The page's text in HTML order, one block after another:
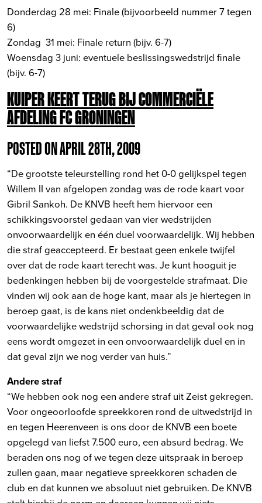
Donderdag 28 mei: Finale (bijvoorbeeld nummer 7 tegen
6)
Zondag 31 mei: Finale return (bijv. 6-7)
Woensdag 3 juni: eventuele beslissingswedstrijd finale
(bijv. 6-7)
KUIPER KEERT TERUG BIJ COMMERCIËLE
AFDELING FC GRONINGEN
POSTED ON APRIL 28TH, 2009
“De grootste teleurstelling rond het 0-0 gelijkspel tegen
Willem II van afgelopen zondag was de rode kaart voor
Gibril Sankoh. De KNVB heeft hem hiervoor een
schikkingsvoorstel gedaan van vier wedstrijden
onvoorwaardelijk en één duel voorwaardelijk. Wij hebben
die straf geaccepteerd. Er bestaat geen enkele twijfel
over dat de rode kaart terecht was. Je kunt hooguit je
bedenkingen hebben bij de voorgestelde strafmaat. Die
vinden wij ook aan de hoge kant, maar als je hiertegen in
beroep gaat, is de kans niet ondenkbeeldig dat de
voorwaardelijke wedstrijd schorsing in dat geval ook nog
eens wordt omgezet in een onvoorwaardelijk duel en in
dat geval zijn we nog verder van huis.”
Andere straf
“We hebben ook nog een andere straf uit Zeist gekregen.
Voor ongeoorloofde spreekkoren rond de uitwedstrijd in
en tegen Heerenveen is ons door de KNVB een boete
opgelegd van liefst 7.500 euro, een absurd bedrag. We
beraden ons nog of we tegen deze uitspraak in beroep
zullen gaan, maar negatieve spreekkoren schaden de
club en dat kunnen we absoluut niet gebruiken. De KNVB